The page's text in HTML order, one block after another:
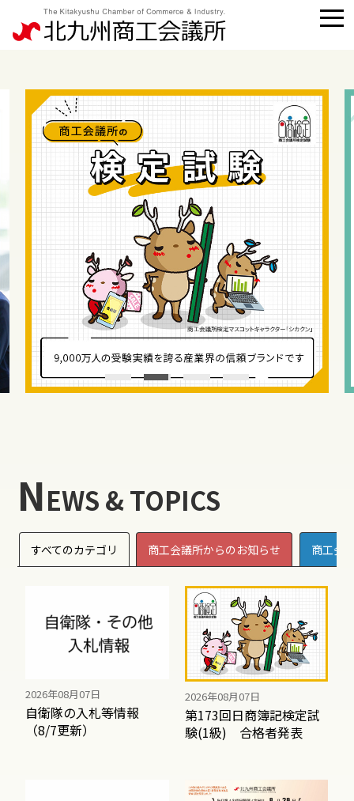
NEWS & TOPICS
すべてのカテゴリ 商工会議所からのお知らせ 商工会
2026年08月07日
自衛隊の入札等情報
（8/7更新）
2026年08月07日
第173回日商簿記検定試
験(1級) 合格者発表